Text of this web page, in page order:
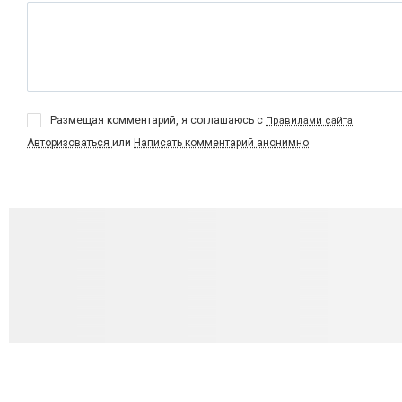
Размещая комментарий, я соглашаюсь с Правилами сайта
Авторизоваться или Написать комментарий анонимно